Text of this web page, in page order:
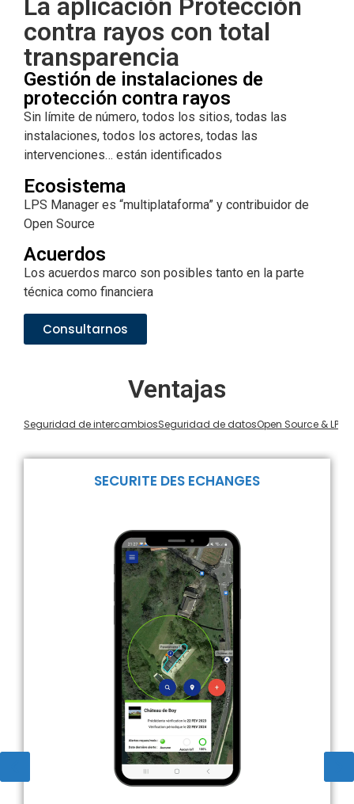
La aplicación Protección
contra rayos con total
transparencia
Gestión de instalaciones de
protección contra rayos
Sin límite de número, todos los sitios, todas las
instalaciones, todos los actores, todas las
intervenciones… están identificados
Ecosistema
LPS Manager es “multiplataforma” y contribuidor de
Open Source
Acuerdos
Los acuerdos marco son posibles tanto en la parte
técnica como financiera
Consultarnos
Ventajas
Seguridad de intercambiosSeguridad de datosOpen Source & LPS
SECURITE DES ECHANGES